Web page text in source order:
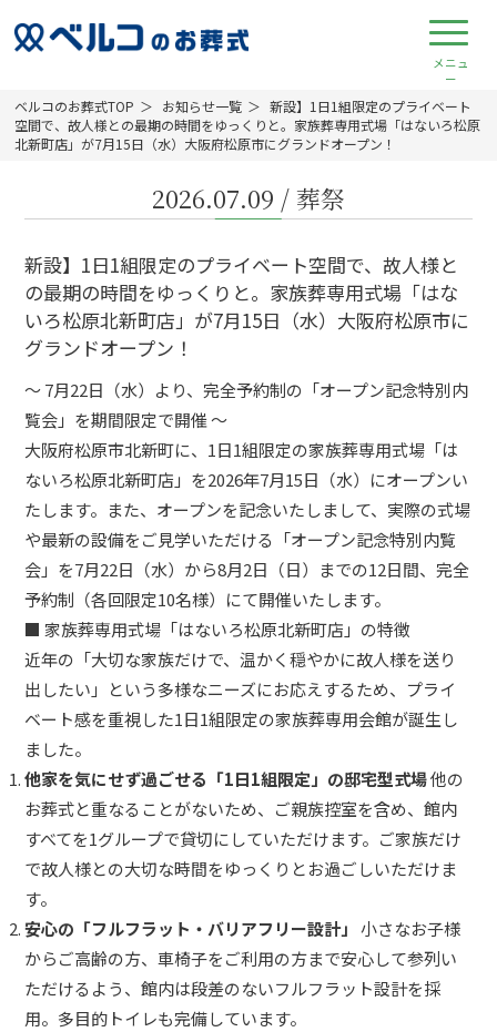
ベルコのお葬式TOP お知らせ一覧
新設】1日1組限定のプライベート
空間で、故人様との最期の時間をゆっくりと。家族葬専用式場「はないろ松原
北新町店」が7月15日（水）大阪府松原市にグランドオープン！
2026.07.09 /葬祭
新設】1日1組限定のプライベート空間で、故人様と
の最期の時間をゆっくりと。家族葬専用式場「はな
いろ松原北新町店」が7月15日（水）大阪府松原市に
グランドオープン！
〜 7月22日（水）より、完全予約制の「オープン記念特別内
覧会」を期間限定で開催 〜
大阪府松原市北新町に、1日1組限定の家族葬専用式場「は
ないろ松原北新町店」を2026年7月15日（水）にオープンい
たします。また、オープンを記念いたしまして、実際の式場
や最新の設備をご見学いただける「オープン記念特別内覧
会」を7月22日（水）から8月2日（日）までの12日間、完全
予約制（各回限定10名様）にて開催いたします。
■ 家族葬専用式場「はないろ松原北新町店」の特徴
近年の「大切な家族だけで、温かく穏やかに故人様を送り
出したい」という多様なニーズにお応えするため、プライ
ベート感を重視した1日1組限定の家族葬専用会館が誕生し
ました。
他家を気にせず過ごせる「1日1組限定」の邸宅型式場他の
お葬式と重なることがないため、ご親族控室を含め、館内
すべてを1グループで貸切にしていただけます。ご家族だけ
で故人様との大切な時間をゆっくりとお過ごしいただけま
す。
安心の「フルフラット・バリアフリー設計」 小さなお子様
からご高齢の方、車椅子をご利用の方まで安心して参列い
ただけるよう、館内は段差のないフルフラット設計を採
用。多目的トイレも完備しています。